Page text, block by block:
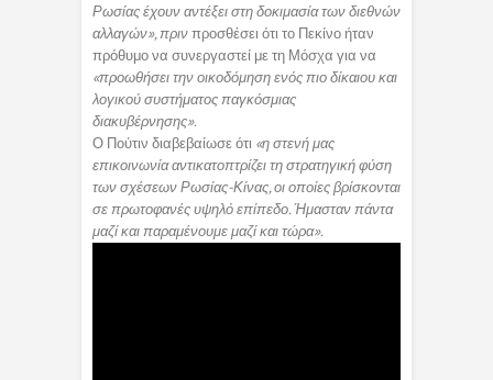
Ρωσίας έχουν αντέξει στη δοκιμασία των διεθνών
αλλαγών», πρινπροσθέσει ότι το Πεκίνο ήταν
πρόθυμο να συνεργαστεί με τη Μόσχα για να
«προωθήσει την οικοδόμηση ενός πιο δίκαιου και
λογικού συστήματος παγκόσμιας
διακυβέρνησης».
Ο Πούτιν διαβεβαίωσε ότι «η στενή μας
επικοινωνία αντικατοπτρίζει τη στρατηγική φύση
των σχέσεων Ρωσίας-Κίνας, οι οποίες βρίσκονται
σε πρωτοφανές υψηλό επίπεδο. Ήμασταν πάντα
μαζί και παραμένουμε μαζί και τώρα».